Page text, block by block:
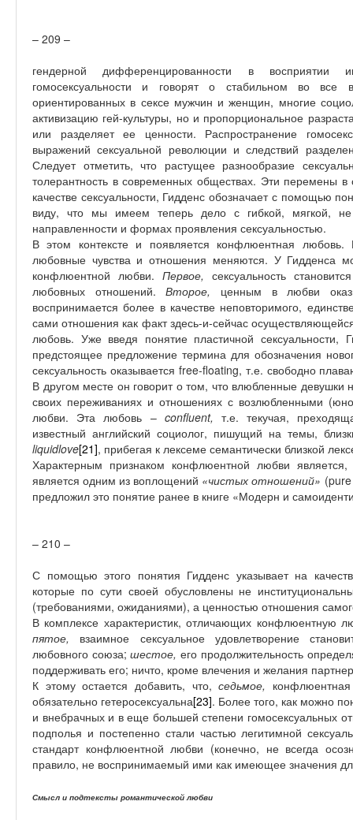
– 209 –
гендерной дифференцированности в восприятии
гомосексуальности и говорят о стабильном во все
ориентированных в сексе мужчин и женщин, многие
активизацию гей-культуры, но и пропорциональное
или разделяет ее ценности. Распространение
выражений сексуальной революции и следствий
Следует отметить, что растущее разнообразие
толерантность в современных обществах. Эти перемены
качестве сексуальности, Гидденс обозначает с помощью
виду, что мы имеем теперь дело с гибкой, мягкой,
направленности и формах проявления сексуальностью.
В этом контексте и появляется конфлюентная
любовные чувства и отношения меняются. У Гидденса
конфлюентной любви. Первое, сексуальность
любовных отношений.Второе, ценным в любви
воспринимается более в качестве неповторимого,
сами отношения как факт здесь-и-сейчас
любовь. Уже введя понятие пластичной сексуальности,
предстоящее предложение термина для обозначения
сексуальность оказывается free-floating, т.е. свободно
В другом месте он говорит о том, что влюбленные девушки
своих переживаниях и отношениях с возлюбленными
любви. Эта любовь – confluent, т.е. текучая,
известный английский социолог, пишущий на темы,
liquidlove[21], прибегая к лексеме семантически близкой
Характерным признаком конфлюентной любви
является одним из воплощений «чистых отношений»
предложил это понятие ранее в книге «Модерн и
– 210 –
С помощью этого понятия Гидденс указывает на
которые по сути своей обусловлены не
(требованиями, ожиданиями), а ценностью отношения
В комплексе характеристик, отличающих конфлюентную
пятое, взаимное сексуальное удовлетворение
любовного союза;шестое,его продолжительность
поддерживать его; ничто, кроме влечения и желания
К этому остается добавить, что,седьмое,
обязательно гетеросексуальна[23]. Более того, как можно
и внебрачных и в еще большей степени гомосексуальных
подполья и постепенно стали частью легитимной
стандарт конфлюентной любви (конечно, не всегда
правило, не воспринимаемый ими как имеющее значения
Смысл и подтексты романтической любви